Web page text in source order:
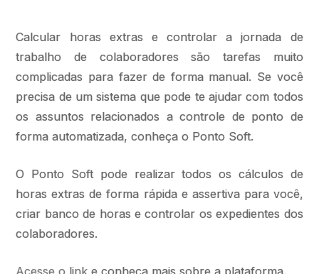
Calcular horas extras e controlar a jornada de
trabalho de colaboradores são tarefas muito
complicadas para fazer de forma manual. Se você
precisa de um sistema que pode te ajudar com todos
os assuntos relacionados a controle de ponto de
forma automatizada, conheça o Ponto Soft.
O Ponto Soft pode realizar todos os cálculos de
horas extras de forma rápida e assertiva para você,
criar banco de horas e controlar os expedientes dos
colaboradores.
Acesse o link e conheça mais sobre a plataforma.